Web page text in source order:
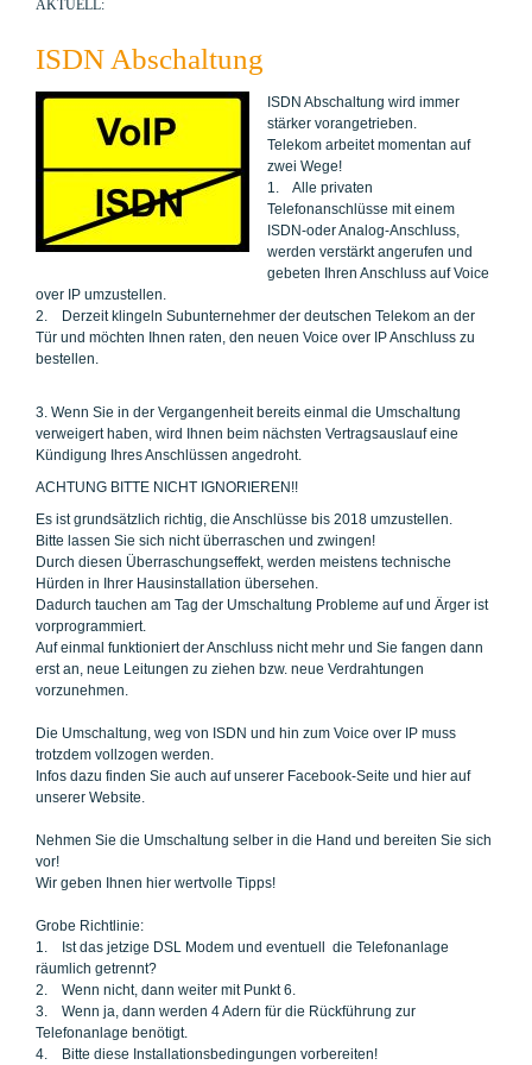
AKTUELL:
ISDN Abschaltung
ISDN Abschaltung wird immer
stärker vorangetrieben.
Telekom arbeitet momentan auf
zwei Wege!
1. Alle privaten
Telefonanschlüsse mit einem
ISDN-oder Analog-Anschluss,
werden verstärkt angerufen und
gebeten Ihren Anschluss auf Voice
over IP umzustellen.
2. Derzeit klingeln Subunternehmer der deutschen Telekom an der
Tür und möchten Ihnen raten, den neuen Voice over IP Anschluss zu
bestellen.
3. Wenn Sie in der Vergangenheit bereits einmal die Umschaltung
verweigert haben, wird Ihnen beim nächsten Vertragsauslauf eine
Kündigung Ihres Anschlüssen angedroht.
ACHTUNG BITTE NICHT IGNORIEREN!!
Es ist grundsätzlich richtig, die Anschlüsse bis 2018 umzustellen.
Bitte lassen Sie sich nicht überraschen und zwingen!
Durch diesen Überraschungseffekt, werden meistens technische
Hürden in Ihrer Hausinstallation übersehen.
Dadurch tauchen am Tag der Umschaltung Probleme auf und Ärger ist
vorprogrammiert.
Auf einmal funktioniert der Anschluss nicht mehr und Sie fangen dann
erst an, neue Leitungen zu ziehen bzw. neue Verdrahtungen
vorzunehmen.
Die Umschaltung, weg von ISDN und hin zum Voice over IP muss
trotzdem vollzogen werden.
Infos dazu finden Sie auch auf unserer Facebook-Seite und hier auf
unserer Website.
Nehmen Sie die Umschaltung selber in die Hand und bereiten Sie sich
vor!
Wir geben Ihnen hier wertvolle Tipps!
Grobe Richtlinie:
1. Ist das jetzige DSL Modem und eventuell die Telefonanlage
räumlich getrennt?
2. Wenn nicht, dann weiter mit Punkt 6.
3. Wenn ja, dann werden 4 Adern für die Rückführung zur
Telefonanlage benötigt.
4. Bitte diese Installationsbedingungen vorbereiten!